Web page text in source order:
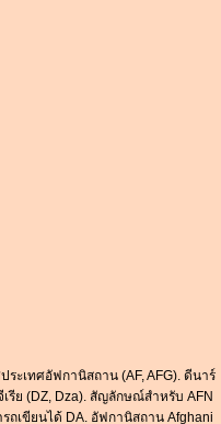
ระเทศอัฟกานิสถาน (AF, AFG). ดีนาร์
เรีย (DZ, Dza). สัญลักษณ์สำหรับ AFN
ถเขียนได้ DA. อัฟกานิสถาน Afghani